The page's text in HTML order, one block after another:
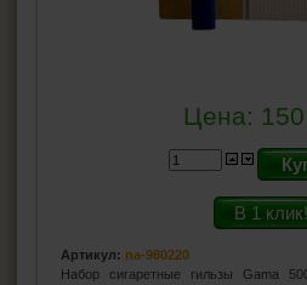
Цена: 150
В 1 клик!
Артикул: na-980220
Набор сигаретные гильзы Gama